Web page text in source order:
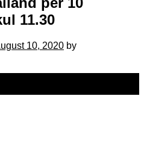
11.30
10, 2020 by